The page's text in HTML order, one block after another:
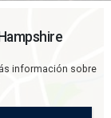
información sobre